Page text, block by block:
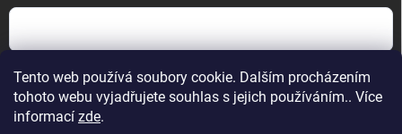
Tento web používá soubory cookie. Dalším procházením
tohoto webu vyjadřujete souhlas s jejich používáním.. Více
informací zde.
Vložením e-mailu souhlasíte spodmínkami ochrany osobních údajů
Přihlásit se